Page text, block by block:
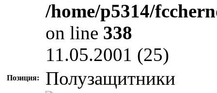
/home/p5314/
on line 338
11.05.2001 (25)
Позиция: Полузащитники